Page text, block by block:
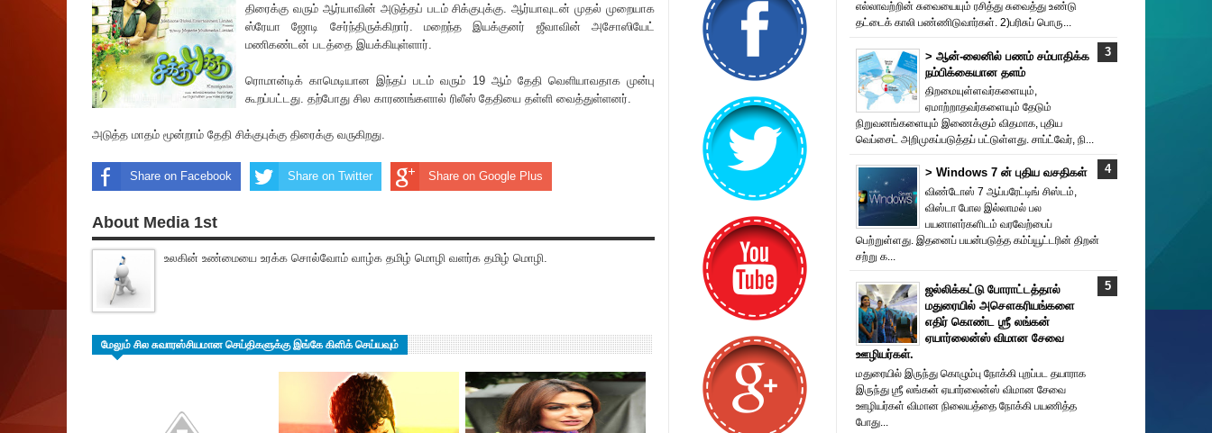
திரைக்கு வரும் ஆர்யாவின் அடுத்தப் படம் சிக்குபுக்கு. ஆர்யாவுடன் முதல் முறையாக
ஸ்ரேயா ஜோடி சேர்ந்திருக்கிறார். மறைந்த இயக்குனர் ‌ஜீவாவின் அசோஸியேட்
மணிகண்டன் படத்தை இயக்கியுள்ளார்.
ரொமான்டிக் காமெடியான இந்தப் படம் வரும் 19 ஆம் தேதி வெளியாவதாக முன்பு
கூறப்பட்டது. தற்போது சில காரணங்களால் ‌ரிலீஸ் தேதியை தள்ளி வைத்துள்ளனர்.
அடுத்த மாதம் மூன்றாம் தேதி சிக்குபுக்கு திரைக்கு வருகிறது.
Share on Facebook Share on Twitter Share on Google Plus
About Media 1st
உலகின் உண்மையை உரக்க சொல்வோம் வாழ்க தமிழ் மொழி வளர்க தமிழ் மொழி.
மேலும் சில சுவாரஸ்சியமான செய்திகளுக்கு இங்கே கிளிக் செய்யவும்
எல்லாவற்றின் சுவையையும் ரசித்து சுவைத்து உண்டு
தட்டைக் காலி பண்ணிடுவார்கள். 2)பரிசுப் பொரு...
> ஆன்-லைனில் பணம் சம்பாதிக்க
நம்பிக்கையான தளம்
திறமையுள்ளவர்களையும்,
ஏமாற்றாதவர்களையும் தேடும்
நிறுவனங்களையும் இணைக்கும் விதமாக, புதிய
வெப்சைட் அறிமுகப்படுத்தப் பட்டுள்ளது. சாப்ட்வேர், நி...
> Windows 7 ன் புதிய வசதிகள்
விண்டோஸ் 7 ஆப்பரேட்டிங் சிஸ்டம்,
விஸ்டா போல இல்லாமல் பல
பயனாளர்களிடம் வரவேற்பைப்
பெற்றுள்ளது. இதனைப் பயன்படுத்த கம்ப்யூட்டரின் திறன்
சற்று க...
ஜல்லிக்கட்டு போராட்டத்தால்
மதுரையில் அசௌகரியங்களை
எதிர் கொண்ட ஶ்ரீ லங்கன்
ஏயார்லைன்ஸ் விமான சேவை
ஊழியர்கள்.
மதுரையில் இருந்து கொழும்பு நோக்கி புறப்பட தயாராக
இருந்து ஶ்ரீ லங்கன் ஏயார்லைன்ஸ் விமான சேவை
ஊழியர்கள் விமான நிலையத்தை நோக்கி பயணித்த
போது...